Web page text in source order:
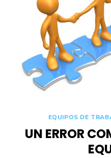
EQUIPOS DE
UN ERROR